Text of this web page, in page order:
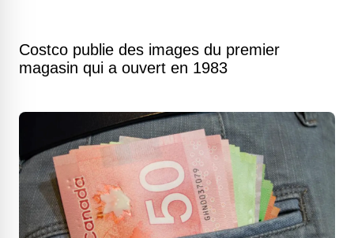
Costco publie des images du premier
magasin qui a ouvert en 1983